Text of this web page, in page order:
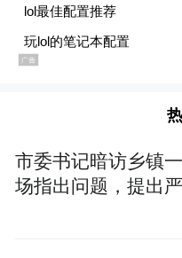
的LED光源，显得
较传统的灯组布局
市委书记暗访乡镇
场指出问题，提出